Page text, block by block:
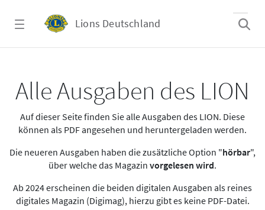
Lions Deutschland
Alle Ausgaben des LION
Auf dieser Seite finden Sie alle Ausgaben des LION. Diese
können als PDF angesehen und heruntergeladen werden.
Die neueren Ausgaben haben die zusätzliche Option "hörbar",
über welche das Magazin vorgelesen wird.
Ab 2024 erscheinen die beiden digitalen Ausgaben als reines
digitales Magazin (Digimag), hierzu gibt es keine PDF-Datei.